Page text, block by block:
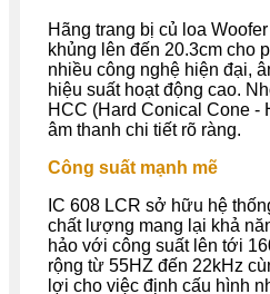
Hãng trang bị củ loa
khủng lên đến 20.3cm cho
nhiều công nghệ hiện đại,
hiệu suất hoạt động cao.
HCC (Hard Conical Cone -
âm thanh chi tiết rõ ràng.
Công suất mạnh mẽ
IC 608 LCR sở hữu hệ
chất lượng mang lại khả
hảo với công suất lên tới
rộng từ 55HZ đến 22kHz
lợi cho việc định cấu hình